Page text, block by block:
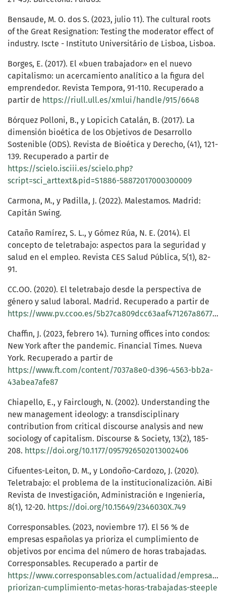
Bensaude, M. O. dos S. (2023, julio 11). The cultural roots
of the Great Resignation: Testing the moderator effect of
industry. Iscte - Instituto Universitário de Lisboa, Lisboa.
Borges, E. (2017). El «buen trabajador» en el nuevo
capitalismo: un acercamiento analítico a la figura del
emprendedor. Revista Tempora, 91-110. Recuperado a
partir de https://riull.ull.es/xmlui/handle/915/6648
Bórquez Polloni, B., y Lopicich Catalán, B. (2017). La
dimensión bioética de los Objetivos de Desarrollo
Sostenible (ODS). Revista de Bioética y Derecho, (41), 121-
139. Recuperado a partir de
https://scielo.isciii.es/scielo.php?
script=sci_arttext&pid=S1886-58872017000300009
Carmona, M., y Padilla, J. (2022). Malestamos. Madrid:
Capitán Swing.
Cataño Ramírez, S. L., y Gómez Rúa, N. E. (2014). El
concepto de teletrabajo: aspectos para la seguridad y
salud en el empleo. Revista CES Salud Pública, 5(1), 82-
91.
CC.OO. (2020). El teletrabajo desde la perspectiva de
género y salud laboral. Madrid. Recuperado a partir de
https://www.pv.ccoo.es/5b27ca809dcc63aaf471267a8677a78e000050.pdf
Chaffin, J. (2023, febrero 14). Turning offices into condos:
New York after the pandemic. Financial Times. Nueva
York. Recuperado a partir de
https://www.ft.com/content/7037a8e0-d396-4563-bb2a-
43abea7afe87
Chiapello, E., y Fairclough, N. (2002). Understanding the
new management ideology: a transdisciplinary
contribution from critical discourse analysis and new
sociology of capitalism. Discourse & Society, 13(2), 185-
208. https://doi.org/10.1177/0957926502013002406
Cifuentes-Leiton, D. M., y Londoño-Cardozo, J. (2020).
Teletrabajo: el problema de la institucionalización. AiBi
Revista de Investigación, Administración e Ingeniería,
8(1), 12-20. https://doi.org/10.15649/2346030X.749
Corresponsables. (2023, noviembre 17). El 56 % de
empresas españolas ya prioriza el cumplimiento de
objetivos por encima del número de horas trabajadas.
Corresponsables. Recuperado a partir de
https://www.corresponsables.com/actualidad/empresas-
priorizan-cumplimiento-metas-horas-trabajadas-steeple